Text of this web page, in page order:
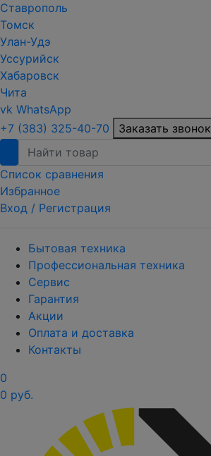
Ставрополь
Томск
Улан-Удэ
Уссурийск
Хабаровск
Чита
vk WhatsApp
+7 (383) 325-40-70
Заказать звонок
Список сравнения
Избранное
Вход / Регистрация
Бытовая техника
Профессиональная техника
Сервис
Гарантия
Акции
Оплата и доставка
Контакты
0
0 руб.